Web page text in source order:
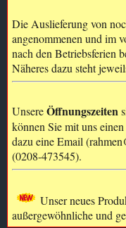
Die Auslieferung von
angenommenen und im
nach den Betriebsferien
Näheres dazu steht
UnsereÖffnungszeiten
können Sie mit uns
dazu eine Email
(0208-473545).
Unser neues
außergewöhnliche und